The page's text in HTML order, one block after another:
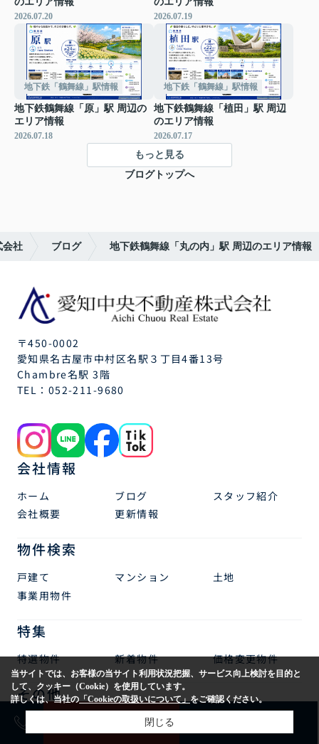
2026.07.20 2026.07.19
地下鉄「鶴舞線」駅情報
地下鉄鶴舞線「原」駅 周辺の
エリア情報
2026.07.18
地下鉄「鶴舞線」駅情報
地下鉄鶴舞線「植田」駅 周辺
のエリア情報
2026.07.17
もっと見る
ブログトップへ
会社 ブログ 地下鉄鶴舞線「丸の内」駅 周辺のエリア情報
〒450-0002
愛知県名古屋市中村区名駅３丁目4番13号
Chambre名駅 3階
TEL： 052-211-9680
会社情報
ホーム ブログ
スタッフ紹介
会社概要
更新情報
物件検索
戸建て マンション
土地
事業用物件
特集
特選物件 新着物件 価格変更物件
その他
来店予約 お問い合わせ
当サイトでは、お客様の当サイト利用状況把握、サービス向上検討を目的と
して、クッキー（Cookie）を使用しています。
詳しくは、当社の「Cookieの取扱いについて」をご確認ください。
閉じる